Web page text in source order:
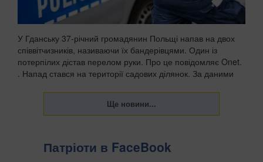
У Гданську 37-річний громадянин Польщі напав на двох
співвітчизників, називаючи їх бандерівцями. Один із
потерпілих дістав перелом руки. Про це повідомляє Onet.
. Напад стався на території садових ділянок. За даними
Патріоти в FaceBook